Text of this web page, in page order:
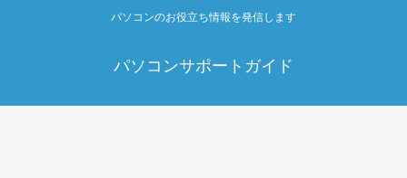
パソコンのお役立ち情報を発信します
パソコンサポートガイド